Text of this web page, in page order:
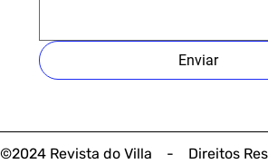
©2024 Revista do Villa - Direitos
Enviar